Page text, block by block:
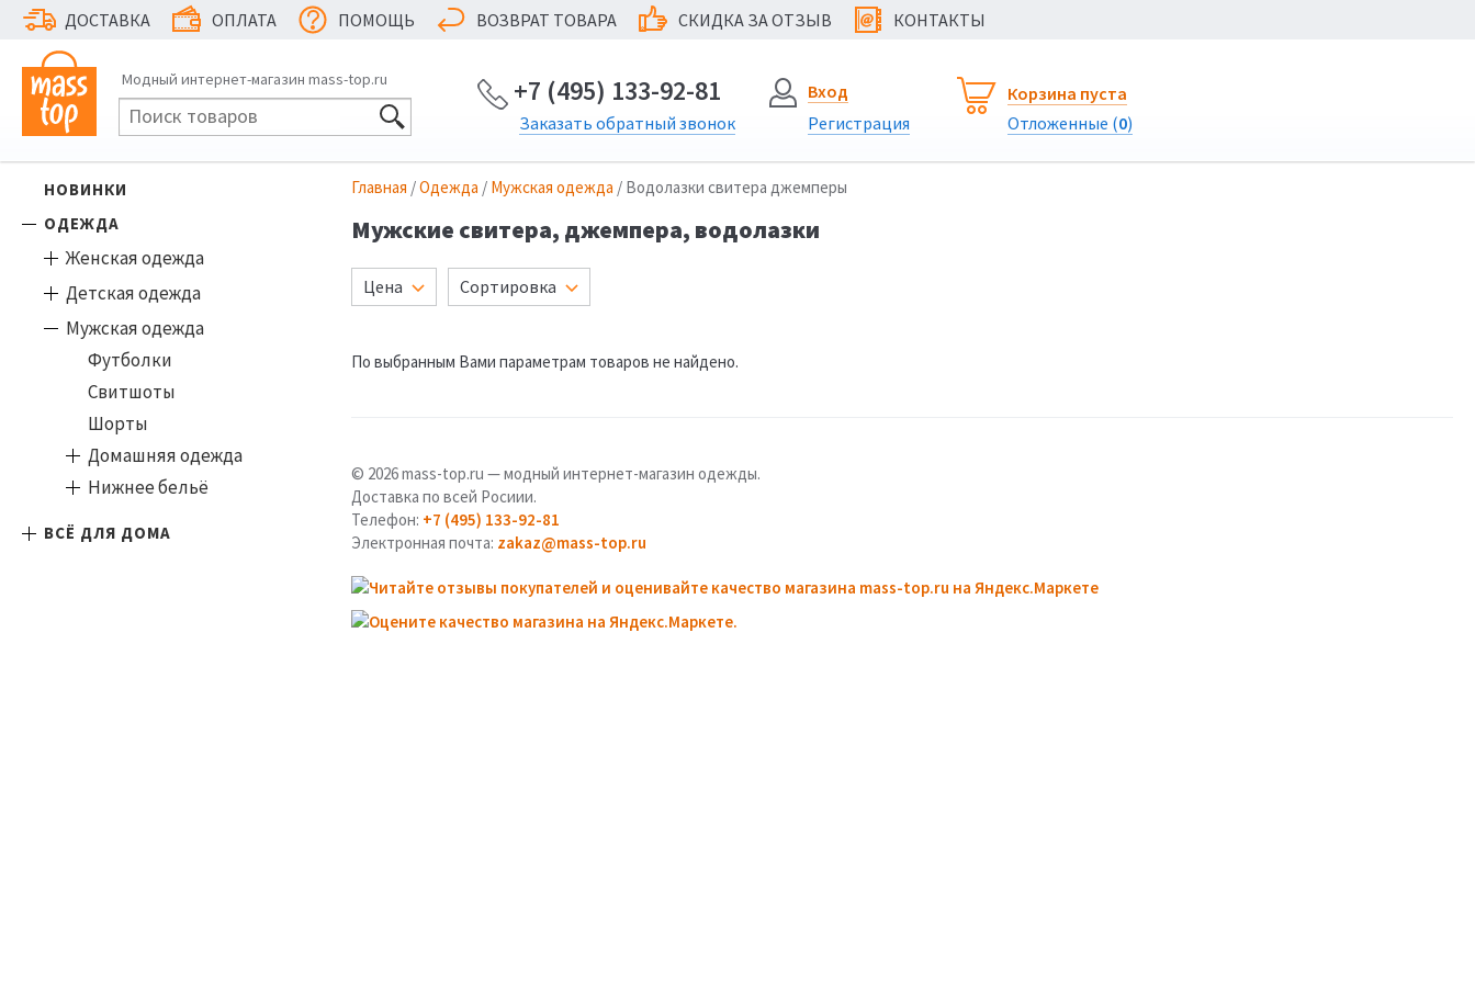
ДОСТАВКА ОПЛАТА ПОМОЩЬ ВОЗВРАТ ТОВАРА СКИДКА ЗА ОТЗЫВ @ КОНТАКТЫ
Модный интернет-магазин mass-top.ru +7 (495) 133-92-81
Заказать обратный звонок
Вход
Регистрация
Корзина пуста
Отложенные (0)
НОВИНКИ
ОДЕЖДА
Женская одежда
Детская одежда
Мужская одежда
Футболки
Свитшоты
Шорты
Домашняя одежда
Нижнее бельё
ВСЁ ДЛЯ ДОМА
Главная /Одежда / Мужская одежда / Водолазки свитера джемперы
Мужские свитера, джемпера, водолазки
Цена Сортировка
По выбранным Вами параметрам товаров не найдено.
© 2026 mass-top.ru — модный интернет-магазин одежды.
Доставка по всей Росиии.
Телефон: +7 (495) 133-92-81
Электронная почта: zakaz@mass-top.ru